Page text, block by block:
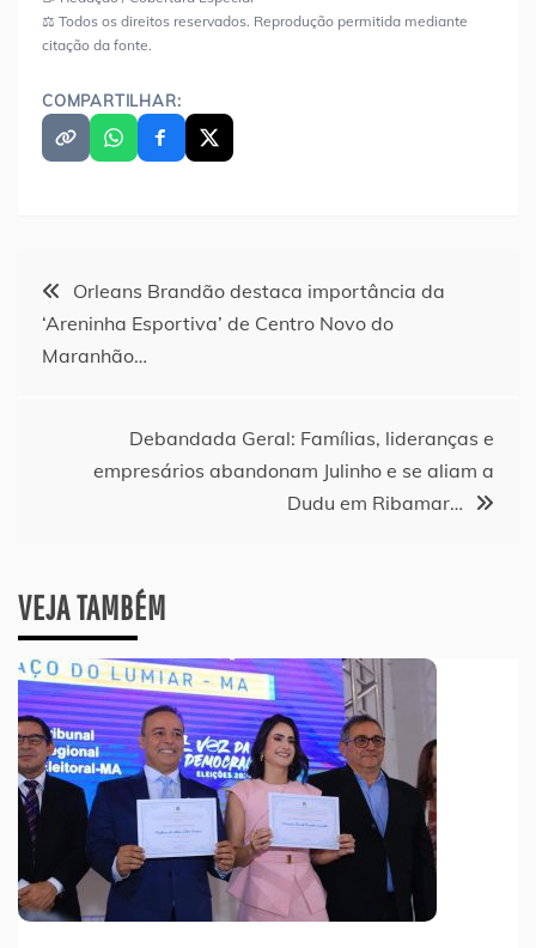
⚖️ Todos os direitos reservados. Reprodução permitida mediante
citação da fonte.
COMPARTILHAR:
Navegação
de
Orleans Brandão destaca importância da
‘Areninha Esportiva’ de Centro Novo do
Maranhão…
Debandada Geral: Famílias, lideranças e
empresários abandonam Julinho e se aliam a
Dudu em Ribamar…
VEJA TAMBÉM